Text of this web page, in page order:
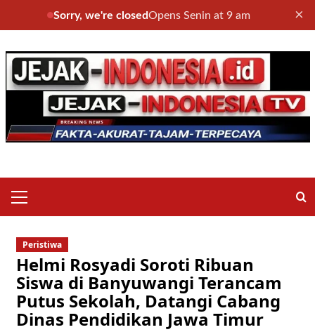
Sorry, we're closedOpens Senin at 9 am ×
to
content
Menu
Peristiwa
Helmi Rosyadi Soroti Ribuan
Siswa di Banyuwangi Terancam
Putus Sekolah, Datangi Cabang
Dinas Pendidikan Jawa Timur